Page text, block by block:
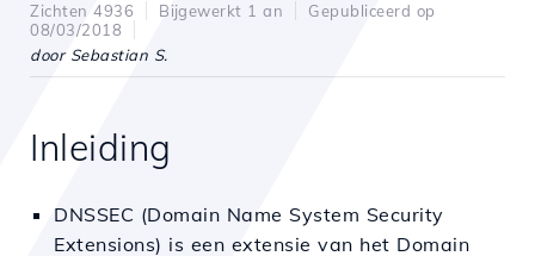
Zichten 4936 Bijgewerkt 1 an
Gepubliceerd op
08/03/2018
door Sebastian S.
Inleiding
DNSSEC (Domain Name System Security
Extensions) is een extensie van het Domain